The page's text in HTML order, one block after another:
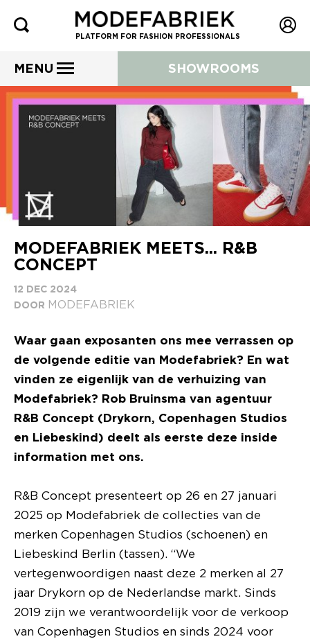
PLATFORM FOR FASHION PROFESSIONALS
MENU SHOWROOMS
MODEFABRIEK MEETS... R&B
CONCEPT
12 DEC 2024
DOOR MODEFABRIEK
Waar gaan exposanten ons mee verrassen op
de volgende editie van Modefabriek? En wat
vinden ze eigenlijk van de verhuizing van
Modefabriek? Rob Bruinsma van agentuur
R&B Concept (Drykorn, Copenhagen Studios
en Liebeskind) deelt als eerste deze inside
information met ons.
R&B Concept presenteert op 26 en 27 januari
2025 op Modefabriek de collecties van de
merken Copenhagen Studios (schoenen) en
Liebeskind Berlin (tassen). “We
vertegenwoordigen naast deze 2 merken al 27
jaar Drykorn op de Nederlandse markt. Sinds
2019 zijn we verantwoordelijk voor de verkoop
van Copenhagen Studios en sinds 2024 voor